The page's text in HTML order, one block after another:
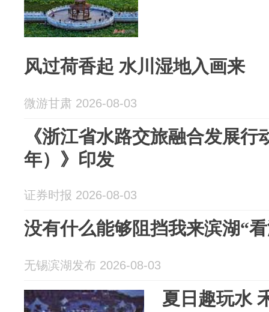
风过荷香起 水川湿地入画来
微游甘肃 2026-08-03
《浙江省水路交旅融合发展
年）》印发
证券时报 2026-08-03
没有什么能够阻挡我来滨湖“
无锡滨湖发布 2026-08-03
夏日趣玩水